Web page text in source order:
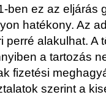
ben ez az eljárás
hatékony. Az
perré alakulhat. A
a tartozás
fizetési
szerint a